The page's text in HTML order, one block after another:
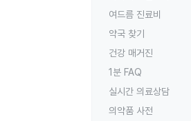
여드름 진료비
약국 찾기
건강 매거진
1분 FAQ
실시간 의료상담
의약품 사전